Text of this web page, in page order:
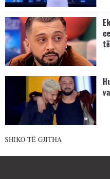
SHIKO TË GJITHA